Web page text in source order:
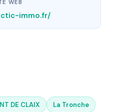
WEB
immo.fr/
DE CLAIX
La Tronche